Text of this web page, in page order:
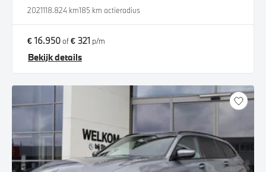
2021118.824 km185 km actieradius
€ 16.950of€ 321 p/m
Bekijk details